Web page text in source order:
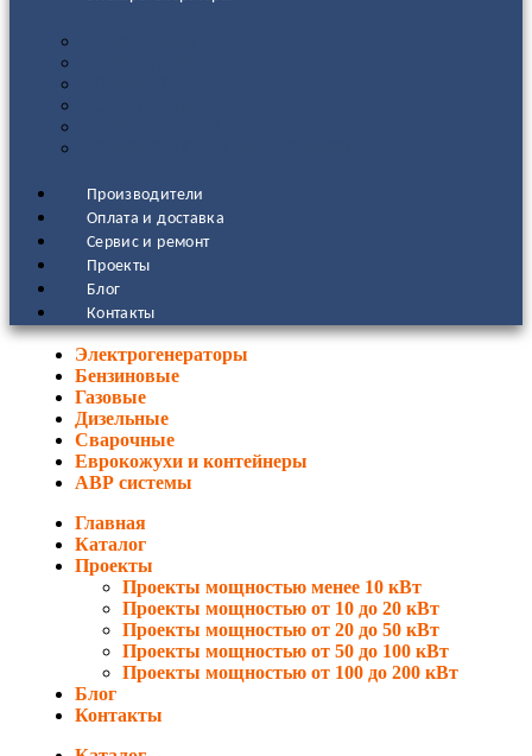
Производители
Оплата и доставка
Сервис и ремонт
Проекты
Блог
Контакты
Электрогенераторы
Бензиновые
Газовые
Дизельные
Сварочные
Еврокожухи и контейнеры
АВР системы
Главная
Каталог
Проекты
Проекты мощностью менее 10 кВт
Проекты мощностью от 10 до 20 кВт
Проекты мощностью от 20 до 50 кВт
Проекты мощностью от 50 до 100 кВт
Проекты мощностью от 100 до 200 кВт
Блог
Контакты